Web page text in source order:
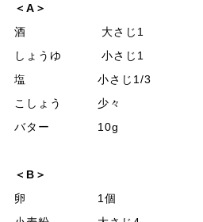
＜A＞
酒 大さじ1
しょうゆ 小さじ1
塩 小さじ1/3
こしょう 少々
バター 10g
＜B＞
卵 1個